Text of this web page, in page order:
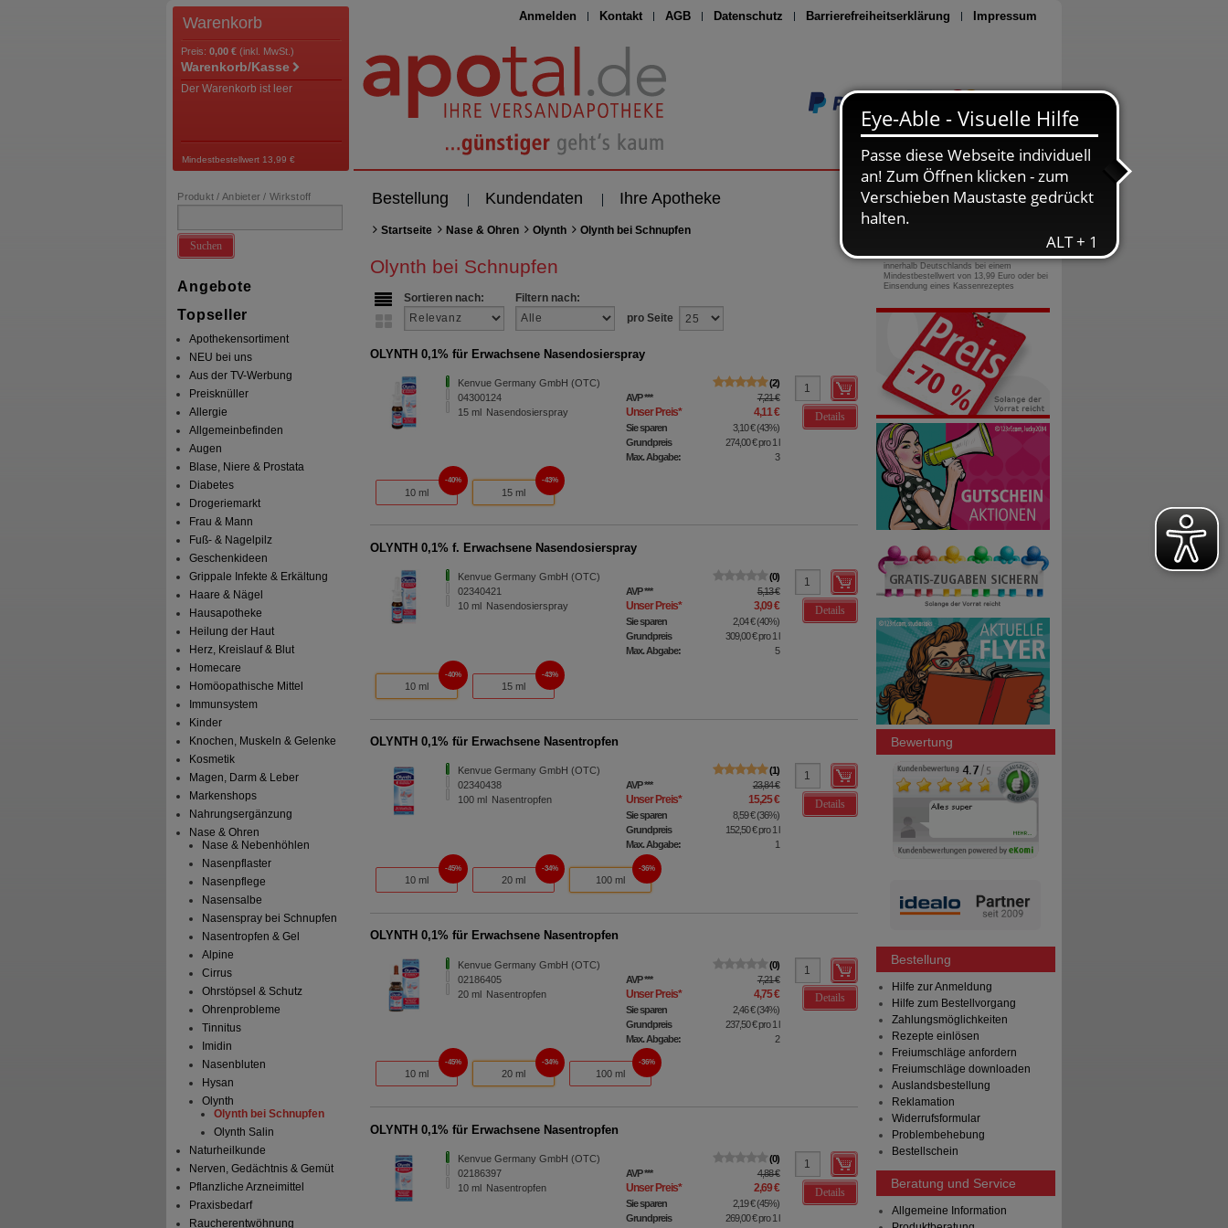
Anmelden Kontakt AGB Datenschutz Barrierefreiheitserklärung Impressum
Seite drucken
Warenkorb
Preis: 0,00 € (inkl. MwSt.)
Warenkorb/Kasse
Der Warenkorb ist leer
Mindestbestellwert 13,99 €
Bestellung Kundendaten Ihre Apotheke
Produkt / Anbieter / Wirkstoff
Suchen
Angebote
Topseller
Apothekensortiment
NEU bei uns
Aus der TV-Werbung
Preisknüller
Allergie
Allgemeinbefinden
Augen
Blase, Niere & Prostata
Diabetes
Drogeriemarkt
Frau & Mann
Fuß- & Nagelpilz
Geschenkideen
Grippale Infekte & Erkältung
Haare & Nägel
Hausapotheke
Heilung der Haut
Herz, Kreislauf & Blut
Homecare
Homöopathische Mittel
Immunsystem
Kinder
Knochen, Muskeln & Gelenke
Kosmetik
Magen, Darm & Leber
Markenshops
Nahrungsergänzung
Nase & Ohren
Nase & Nebenhöhlen
Nasenpflaster
Nasenpflege
Nasensalbe
Nasenspray bei Schnupfen
Nasentropfen & Gel
Alpine
Cirrus
Ohrstöpsel & Schutz
Ohrenprobleme
Tinnitus
Imidin
Nasenbluten
Hysan
Olynth
Olynth bei Schnupfen
Olynth Salin
Naturheilkunde
Nerven, Gedächtnis & Gemüt
Pflanzliche Arzneimittel
Praxisbedarf
Raucherentwöhnung
Startseite Nase & Ohren Olynth Olynth bei Schnupfen
Olynth bei Schnupfen
Sortieren nach:
Filtern nach:
pro Seite
OLYNTH 0,1% für Erwachsene Nasendosierspray
Kenvue Germany GmbH (OTC)
04300124
15 ml Nasendosierspray
2
AVP*** 7,21 €
Unser Preis* 4,11 €
Sie sparen 3,10 €(43%)
Grundpreis
274,00 €pro 1 l
Max. Abgabe:
3
Details
10 ml
40%
15 ml
43%
OLYNTH 0,1% f. Erwachsene Nasendosierspray
Kenvue Germany GmbH (OTC)
02340421
10 ml Nasendosierspray
0
AVP*** 5,13 €
Unser Preis* 3,09 €
Sie sparen 2,04 €(40%)
Grundpreis
309,00 €pro 1 l
Max. Abgabe:
5
Details
10 ml
40%
15 ml
43%
OLYNTH 0,1% für Erwachsene Nasentropfen
Kenvue Germany GmbH (OTC)
02340438
100 ml Nasentropfen
1
AVP*** 23,84 €
Unser Preis* 15,25 €
Sie sparen 8,59 €(36%)
Grundpreis
152,50 €pro 1 l
Max. Abgabe:
1
Details
10 ml
45%
20 ml
34%
100 ml
36%
OLYNTH 0,1% für Erwachsene Nasentropfen
Kenvue Germany GmbH (OTC)
02186405
20 ml Nasentropfen
0
AVP*** 7,21 €
Unser Preis* 4,75 €
Sie sparen 2,46 €(34%)
Grundpreis
237,50 €pro 1 l
Max. Abgabe:
2
Details
10 ml
45%
20 ml
34%
100 ml
36%
OLYNTH 0,1% für Erwachsene Nasentropfen
Kenvue Germany GmbH (OTC)
02186397
10 ml Nasentropfen
0
AVP*** 4,88 €
Unser Preis* 2,69 €
Sie sparen 2,19 €(45%)
Grundpreis
269,00 €pro 1 l
Details
0800-10 11 422
gebührenfreie Rufnummer
innerhalb Deutschlands bei einem
Mindestbestellwert von 13,99 Euro oder bei
Einsendung eines Kassenrezeptes
Bewertung
Bestellung
Hilfe zur Anmeldung
Hilfe zum Bestellvorgang
Zahlungsmöglichkeiten
Rezepte einlösen
Freiumschläge anfordern
Freiumschläge downloaden
Auslandsbestellung
Reklamation
Widerrufsformular
Problembehebung
Bestellschein
Beratung und Service
Allgemeine Information